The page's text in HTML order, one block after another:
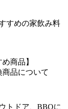
すめの家飲み料
商品】
品について
トドア、BBQに